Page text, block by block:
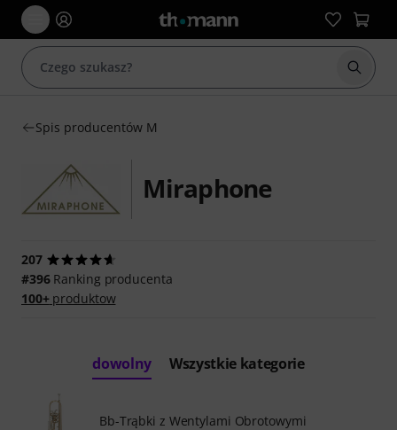
Spis producentów M
Miraphone
207
#396Ranking producenta
100+produktow
dowolny Wszystkie kategorie
Bb-Trąbki z Wentylami Obrotowymi